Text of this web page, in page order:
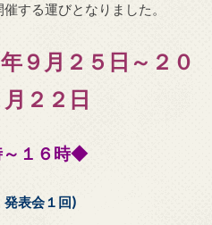
催する運びとなりました。
９月２５日～２０
２２日
１６時◆
表会１回)